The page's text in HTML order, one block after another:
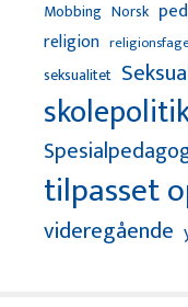
Mobbing Norsk
religion
seksualitet
tilpasset
videregående